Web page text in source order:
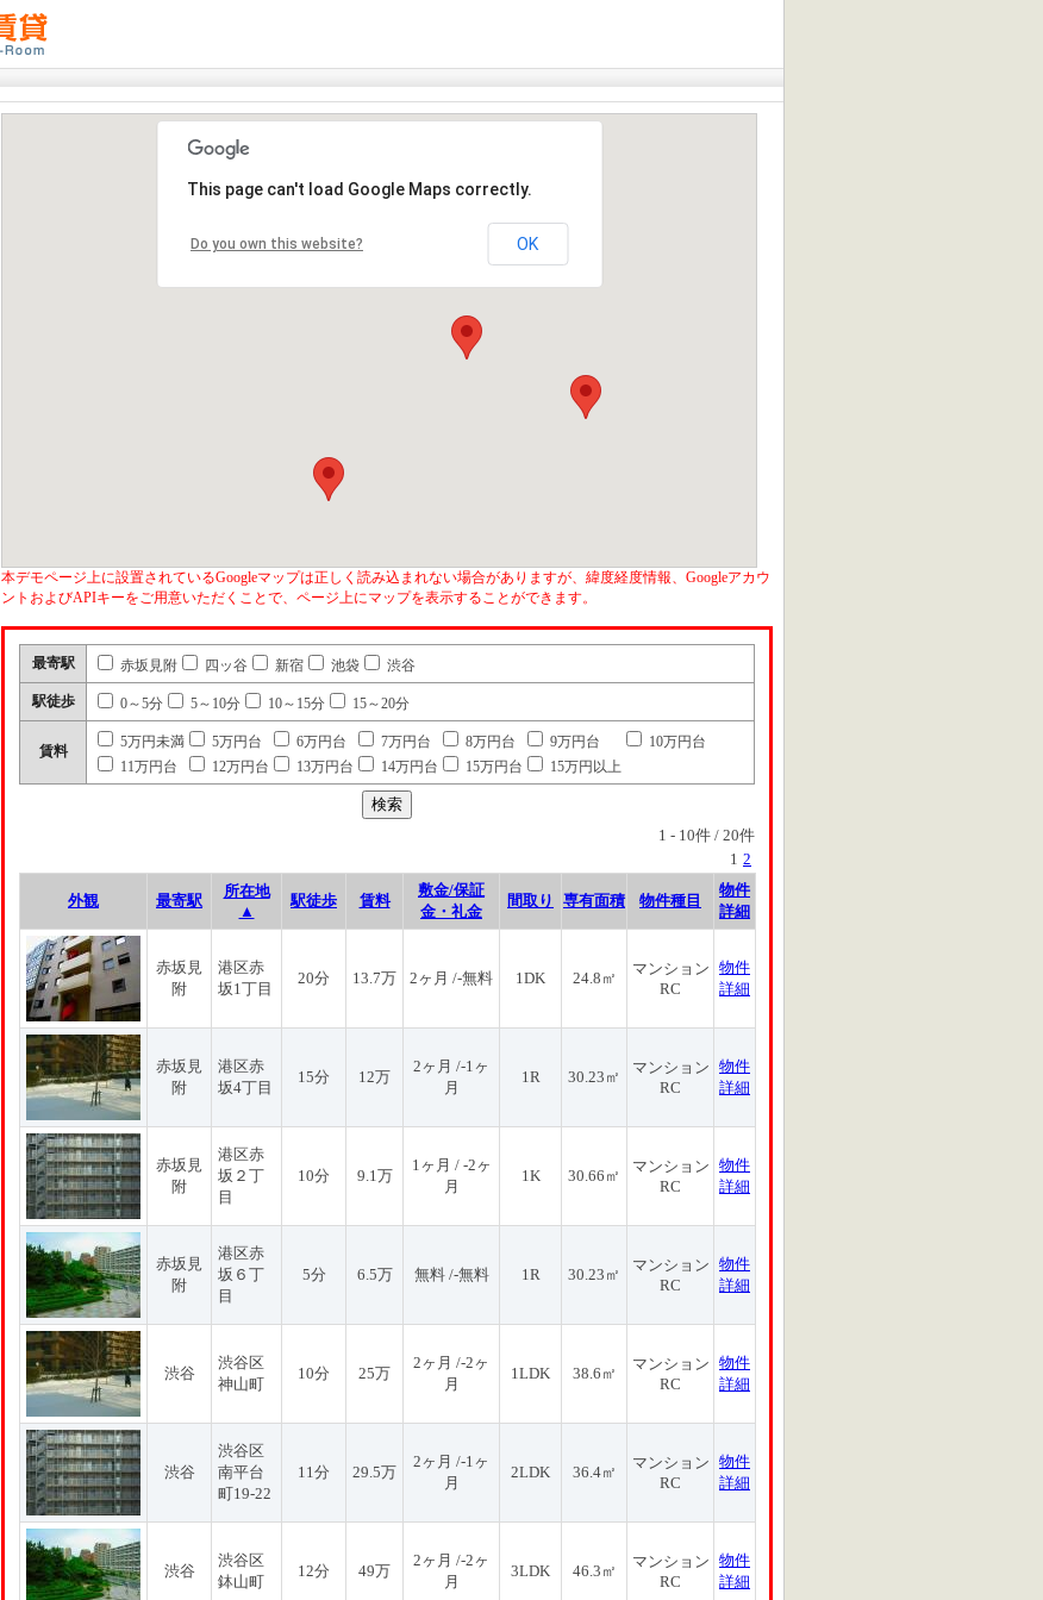
This page can't load Google Maps correctly.
Do you own this website? OK
本デモページ上に設置されているGoogleマップは正しく読み込まれない場合がありますが、緯度経度情報、Googleアカウ
ントおよびAPIキーをご用意いただくことで、ページ上にマップを表示することができます。
最寄駅 赤坂見附 四ッ谷 新宿 池袋 渋谷
駅徒歩 0～5分 5～10分 10～15分 15～20分
賃料
5万円未満 5万円台 6万円台 7万円台 8万円台 9万円台
10万円台
11万円台
12万円台 13万円台 14万円台 15万円台 15万円以上
1 - 10件 / 20件
1 2
外観 最寄駅
所在地
▲
駅徒歩 賃料
敷金/保証
金・礼金
間取り 専有面積 物件種目
物件
詳細
赤坂見
附
港区赤
坂1丁目
20分 13.7万 2ヶ月 /-無料 1DK 24.8㎡
マンション
RC
物件
詳細
赤坂見
附
港区赤
坂4丁目
15分 12万
2ヶ月 /-1ヶ
月
1R 30.23㎡
マンション
RC
物件
詳細
赤坂見
附
港区赤
坂２丁
目
10分 9.1万
1ヶ月 / -2ヶ
月
1K 30.66㎡
マンション
RC
物件
詳細
赤坂見
附
港区赤
坂６丁
目
5分 6.5万 無料 /-無料 1R 30.23㎡
マンション
RC
物件
詳細
渋谷
渋谷区
神山町
10分 25万
2ヶ月 /-2ヶ
月
1LDK 38.6㎡
マンション
RC
物件
詳細
渋谷
渋谷区
南平台
町19-22
11分 29.5万
2ヶ月 /-1ヶ
月
2LDK 36.4㎡
マンション
RC
物件
詳細
渋谷
渋谷区
鉢山町
12分 49万
2ヶ月 /-2ヶ
月
3LDK 46.3㎡
マンション
RC
物件
詳細